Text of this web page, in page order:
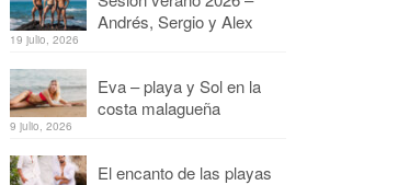
Andrés, Sergio y Alex
19 julio, 2026
Eva – playa y Sol en la
costa malagueña
9 julio, 2026
El encanto de las playas